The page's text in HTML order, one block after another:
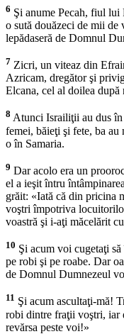
6 Şi anume Pecah, fiul
o sută douăzeci de mii
lepădaseră de Domnul
7 Zicri, un viteaz din
Azricam, dregător şi
Elcana, cel al doilea după
8 Atunci Israiliţii au dus
femei, băieţi şi fete, ba au
o în Samaria.
9 Dar acolo era un
el a ieşit întru
grăit: «Iată că din pricina
voştri împotriva
voastră şi i-aţi măcelărit
10 Şi acum voi cugetaţi
pe robi şi pe roabe. Dar
de Domnul Dumnezeul
11 Şi acum ascultaţi-mă!
robi dintre fraţii voştri, iar
revărsa peste voi!»